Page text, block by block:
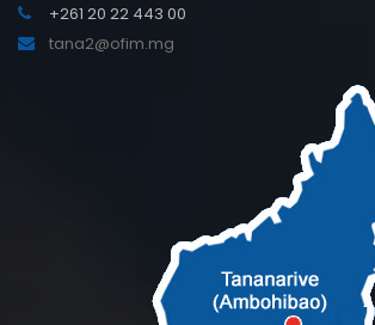
+261 20 22 443 00
tana2@ofim.mg